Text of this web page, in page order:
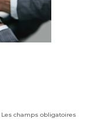
Les champs obligatoires